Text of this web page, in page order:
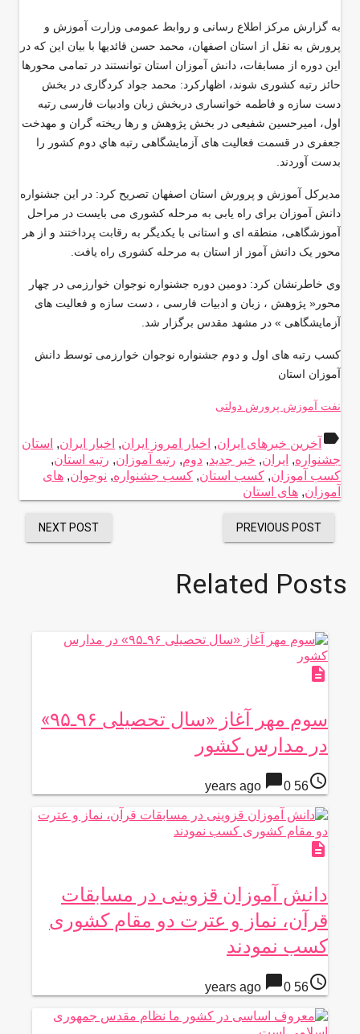
به گزارش مركز اطلاع رسانی و روابط عمومی وزارت آموزش و
پرورش به نقل از استان اصفهان، محمد حسن قائدیها با بيان اين كه در
این دوره از مسابقات، دانش آموزان استان توانستند در تمامی محورها
حائز رتبه کشوری شوند، اظهاركرد: محمد جواد کردگاری در بخش
دست سازه و فاطمه خوانساری دربخش زبان وادبیات فارسی رتبه
اول، امیرحسین شفیعی در بخش پژوهش و رها ریخته گران و مهدخت
جعفری در قسمت فعالیت های آزمایشگاهی رتبه هاي دوم کشور را
بدست آوردند.
مدیرکل آموزش و پرورش استان اصفهان تصريح كرد: در این جشنواره
دانش آموزان برای راه یابی به مرحله کشوری می بایست در مراحل
آموزشگاهی، منطقه ای و استانی با یکدیگر به رقابت پرداختند و از هر
محور یک دانش آموز از استان به مرحله کشوری راه يافت.
وي خاطرنشان كرد: دومین دوره جشنواره نوجوان خوارزمی در چهار
محور« پژوهش ، زبان و ادبیات فارسی ، دست سازه و فعالیت های
آزمایشگاهی » در مشهد مقدس برگزار شد.
کسب رتبه های اول و دوم جشنواره نوجوان خوارزمی توسط دانش
آموزان استان
نفت آموزش پرورش دولتی
label آخرین خبرهای ایران, اخبار امروز ایران, اخبار ایران, استان
جشنواره, ایران, خبر جدید, دوم, رتبه آموزان, رتبه استان,
کسب آموزان, کسب استان, کسب جشنواره, نوجوان, های
آموزان, های استان
PREVIOUS POST
NEXT POST
Related Posts
description
سوم مهر آغاز «سال تحصیلی ۹۶ـ۹۵»
در مدارس کشور
access_time
56 years ago
chat_bubble0
description
دانش آموزان قزوینی در مسابقات
قرآن، نماز و عترت دو مقام کشوری
کسب نمودند
access_time
56 years ago
chat_bubble0